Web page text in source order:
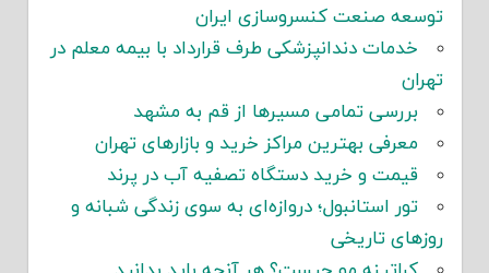
توسعه صنعت کنسروسازی ایران
خدمات دندانپزشکی طرف قرارداد با بیمه معلم در
تهران
بررسی تمامی مسیرها از قم به مشهد
معرفی بهترین مراکز خرید و بازارهای تهران
قیمت و خرید دستگاه تصفیه آب در پرند
تور استانبول؛ دروازه‌ای به سوی زندگی شبانه و
روزهای تاریخی